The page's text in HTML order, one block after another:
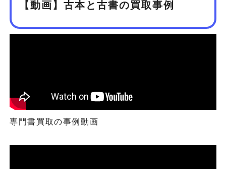
【動画】古本と古書の買取事例
専門書買取の事例動画